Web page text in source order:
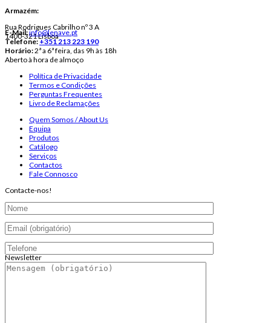
Armazém:
Rua Rodrigues Cabrilho nº 3 A
1400-321 Lisboa
E-Mail:info@lenave.pt
Telefone:+351 213 223 190
Horário:2ª a 6ª feira, das 9h às 18h
Aberto à hora de almoço
Política de Privacidade
Termos e Condições
Perguntas Frequentes
Livro de Reclamações
Quem Somos / About Us
Equipa
Produtos
Catálogo
Serviços
Contactos
Fale Connosco
Contacte-nos!
Newsletter
Endereço de email: